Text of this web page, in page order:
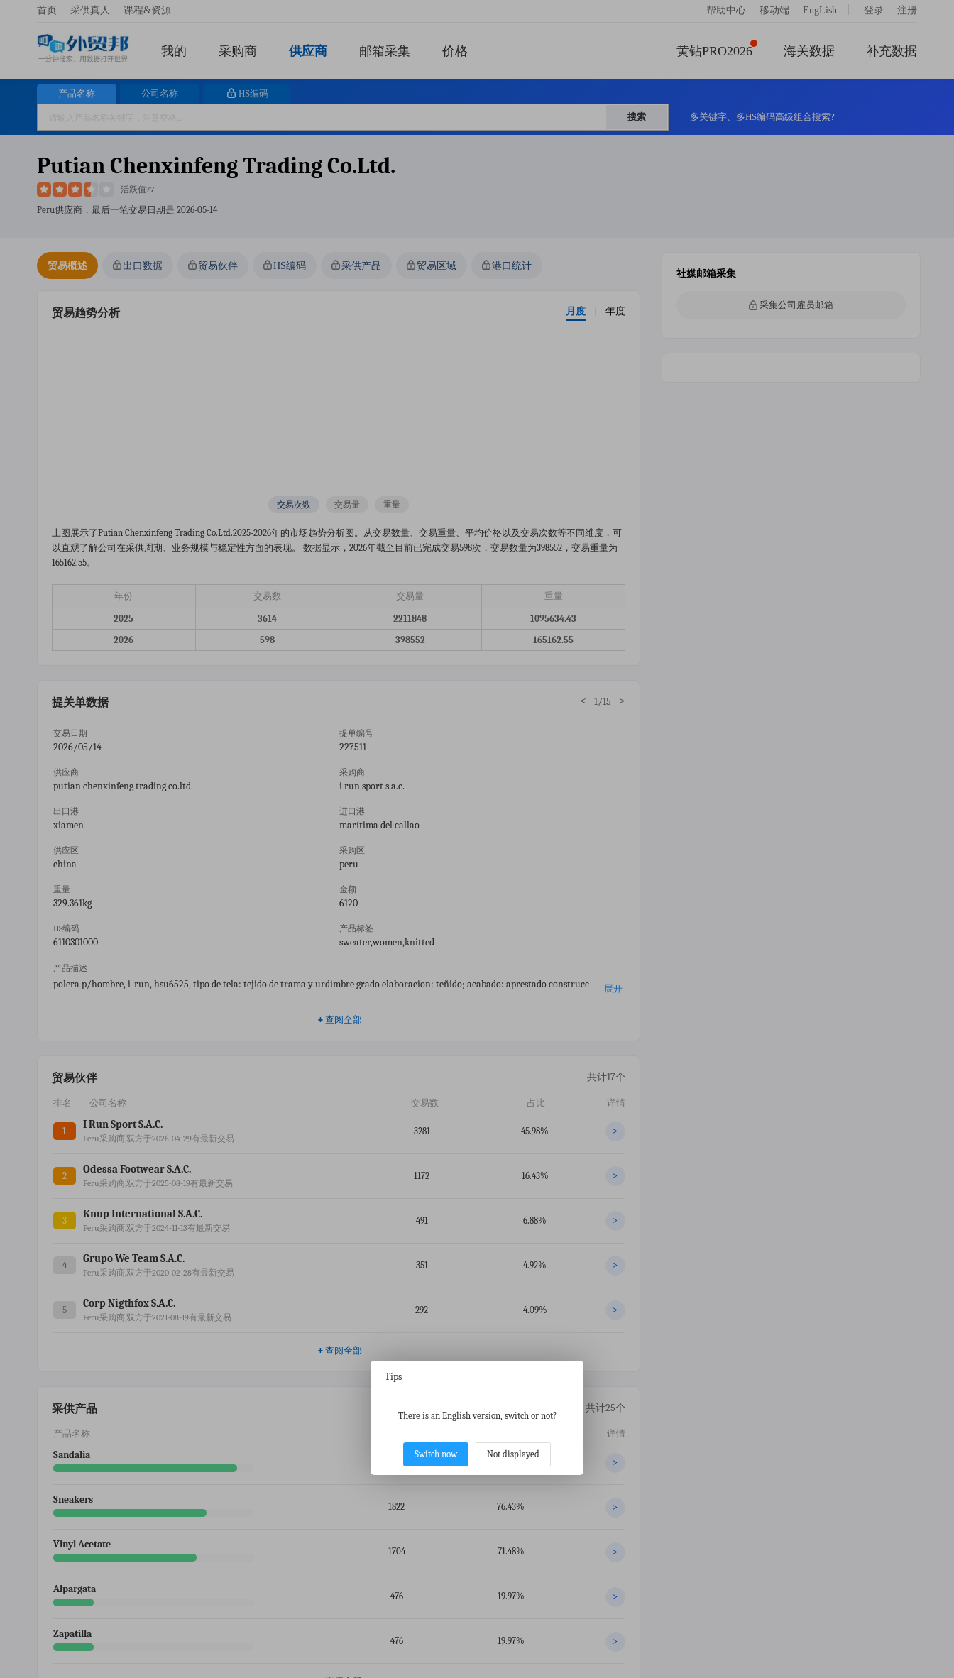
首页 采供真人 课程&资源 帮助中心 移动端 EngLish 登录 注册
我的 采购商 供应商 邮箱采集 价格 黄钻PRO2026 海关数据 补充数据
产品名称 公司名称 HS编码
搜索 多关键字、多HS编码高级组合搜索?
Putian Chenxinfeng Trading Co.ltd.
活跃值77
Peru供应商，最后一笔交易日期是 2026-05-14
贸易概述 出口数据 贸易伙伴 HS编码 采供产品 贸易区域 港口统计
贸易趋势分析 月度 年度
交易次数 交易量 重量
上图展示了putian Chenxinfeng Trading Co.ltd.2025-2026年的市场趋势分析图。从交易数量、交易重量、平均价格以及交易次数等不同维度，可
以直观了解公司在采供周期、业务规模与稳定性方面的表现。 数据显示，2026年截至目前已完成交易598次，交易数量为398552，交易重量为
165162.55。
年份 交易数 交易量 重量
2025 3614 2211848
1095634.43
2026
598 398552 165162.55
提关单数据 < 1/15 >
交易日期
2026/05/14
提单编号
227511
供应商
putian chenxinfeng trading co.ltd.
采购商
i run sport s.a.c.
出口港
xiamen
进口港
marítima del callao
供应区
china
采购区
peru
重量
329.361kg
金额
6120
HS编码
6110301000
产品标签
sweater,women,knitted
产品描述
polera p/hombre, i-run, hsu6525, tipo de tela: tejido de trama y urdimbre grado elaboracion: teñido; acabado: aprestado construcc
展开
+ 查阅全部
贸易伙伴 共计17个
排名 公司名称 交易数 占比 详情
1
I Run Sport S.a.c.
Peru采购商,双方于2026-04-29有最新交易
3281 45.98% >
2
Odessa Footwear S.a.c.
Peru采购商,双方于2025-08-19有最新交易
1172 16.43% >
3
Knup International S.a.c.
Peru采购商,双方于2024-11-13有最新交易
491 6.88% >
4
Grupo We Team S.a.c.
Peru采购商,双方于2020-02-28有最新交易
351 4.92% >
5
Corp Nigthfox S.a.c.
Peru采购商,双方于2021-08-19有最新交易
292 4.09% >
+ 查阅全部
采供产品 共计25个
产品名称 详情
Sandalia
91.44% >
Sneakers
1822 76.43% >
Vinyl Acetate
1704 71.48% >
Alpargata
476 19.97% >
Zapatilla
476 19.97% >
社媒邮箱采集
采集公司雇员邮箱
Tips
There is an English version, switch or not?
Switch now Not displayed